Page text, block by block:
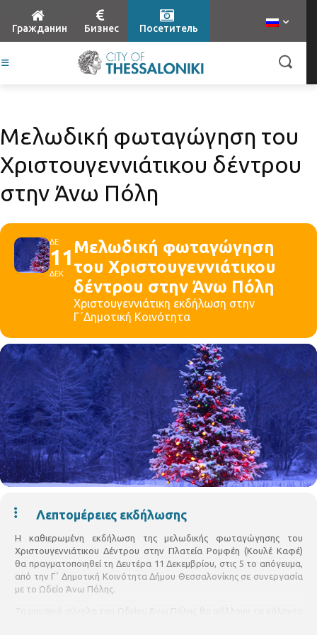
Гражданин Бизнес Посетитель
Μελωδική φωταγώγηση του
Χριστουγεννιάτικου δέντρου
στην Άνω Πόλη
ΔΕ
11
ΔΕΚ
Μελωδική φωταγώγηση
του Χριστουγεννιάτικου
δέντρου στην Άνω Πόλη
Χριστουγεννιάτικη εκδήλωση στην
Γ΄Δημοτική Κοινότητα
Λεπτομέρειες εκδήλωσης
Η καθιερωμένη εκδήλωση της μελωδικής φωταγώγησης του
Χριστουγεννιάτικου Δέντρου στην Πλατεία Ρομφέη (Κουλέ Καφέ)
θα πραγματοποιηθεί τη Δευτέρα 11 Δεκεμβρίου, στις 5 το απόγευμα,
από την Γ΄ Δημοτική Κοινότητα Δήμου Θεσσαλονίκης σε συνεργασία
με το Ωδείο Άνω Πόλης.